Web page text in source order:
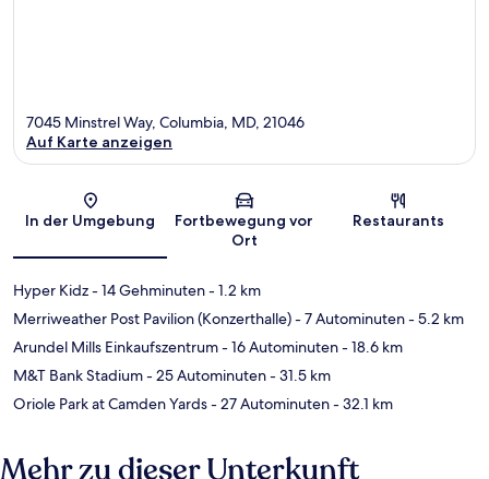
Karte
7045 Minstrel Way, Columbia, MD, 21046
Auf Karte anzeigen
In der Umgebung
Fortbewegung vor
Ort
Restaurants
Hyper Kidz- 14 Gehminuten- 1.2 km
Merriweather Post Pavilion (Konzerthalle)- 7 Autominuten- 5.2 km
Arundel Mills Einkaufszentrum- 16 Autominuten- 18.6 km
M&T Bank Stadium- 25 Autominuten- 31.5 km
Oriole Park at Camden Yards- 27 Autominuten- 32.1 km
Mehr zu dieser Unterkunft